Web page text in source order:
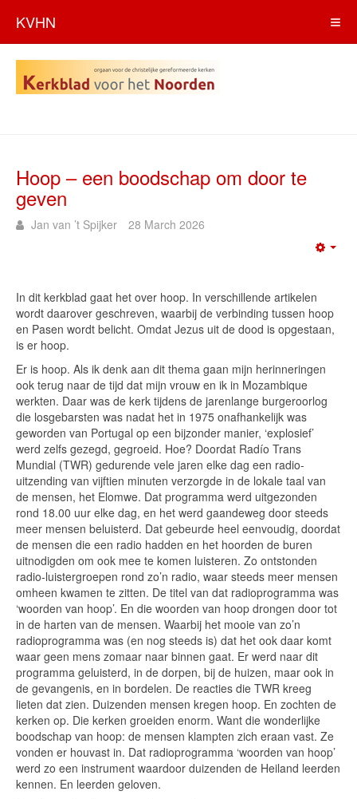
KVHN
Hoop – een boodschap om door te
geven
Jan van ’t Spijker 28 March 2026
In dit kerkblad gaat het over hoop. In verschillende artikelen
wordt daarover geschreven, waarbij de verbinding tussen hoop
en Pasen wordt belicht. Omdat Jezus uit de dood is opgestaan,
is er hoop.
Er is hoop. Als ik denk aan dit thema gaan mijn herinneringen
ook terug naar de tijd dat mijn vrouw en ik in Mozambique
werkten. Daar was de kerk tijdens de jarenlange burgeroorlog
die losgebarsten was nadat het in 1975 onafhankelijk was
geworden van Portugal op een bijzonder manier, ‘explosief’
werd zelfs gezegd, gegroeid. Hoe? Doordat Radío Trans
Mundial (TWR) gedurende vele jaren elke dag een radio-
uitzending van vijftien minuten verzorgde in de lokale taal van
de mensen, het Elomwe. Dat programma werd uitgezonden
rond 18.00 uur elke dag, en het werd gaandeweg door steeds
meer mensen beluisterd. Dat gebeurde heel eenvoudig, doordat
de mensen die een radio hadden en het hoorden de buren
uitnodigden om ook mee te komen luisteren. Zo ontstonden
radio-luistergroepen rond zo’n radio, waar steeds meer mensen
omheen kwamen te zitten. De titel van dat radioprogramma was
‘woorden van hoop’. En die woorden van hoop drongen door tot
in de harten van de mensen. Waarbij het mooie van zo’n
radioprogramma was (en nog steeds is) dat het ook daar komt
waar geen mens zomaar naar binnen gaat. Er werd naar dit
programma geluisterd, in de dorpen, bij de huizen, maar ook in
de gevangenis, en in bordelen. De reacties die TWR kreeg
lieten dat zien. Duizenden mensen kregen hoop. En zochten de
kerken op. Die kerken groeiden enorm. Want die wonderlijke
boodschap van hoop: de mensen klampten zich eraan vast. Ze
vonden er houvast in. Dat radioprogramma ‘woorden van hoop’
werd zo een instrument waardoor duizenden de Heiland leerden
kennen. En leerden geloven.